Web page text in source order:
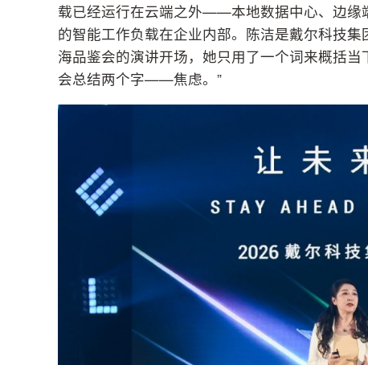
载已经运行在云端之外——本地数据中心、边缘
的智能工作负载在企业内部。陈洁是戴尔科技
海品鉴会的演讲开场，她只用了一个词来概括
会总结两个字——焦虑。”